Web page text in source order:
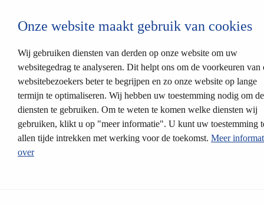
Mechanische sluitsystemen
Producten
Sluitsystemen
Insteeksloten
Oplossingen
Partnerprofielen
CES relock
Cilinderkleuren
Modulair systeem
Elektronische sluitsystemen
Onze website maakt gebruik van cookies
Wij gebruiken diensten van derden op onze website om uw
websitegedrag te analyseren. Dit helpt ons om de voorkeuren van
websitebezoekers beter te begrijpen en zo onze website op lange
termijn te optimaliseren. Wij hebben uw toestemming nodig om
diensten te gebruiken. Om te weten te komen welke diensten wij
gebruiken, klikt u op "meer informatie". U kunt uw toestemming
allen tijde intrekken met werking voor de toekomst. Meer
over